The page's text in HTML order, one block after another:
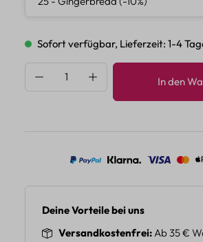
Sofort verfügbar, Lieferzeit: 1-4
Produkt Anzahl: Gib den
In den
Deine Vorteile bei uns
Versandkostenfrei Ab 35 €